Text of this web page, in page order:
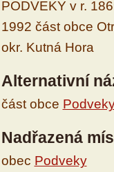
PODVEKY v r.
1992 část obce
okr. Kutná Hora
Alternativní
část obce
Nadřazená
obec Podveky